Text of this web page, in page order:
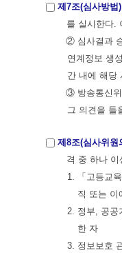
제7조(심사방법)
를 실시한다.
② 심사결과
연계정보 생
간 내에 해당
③ 방송통신위
그 의견을 들
제8조(심사위원
격 중 하나
1. 「고등교
직 또는 이
2. 정부, 공공
한 자
3. 정보보호